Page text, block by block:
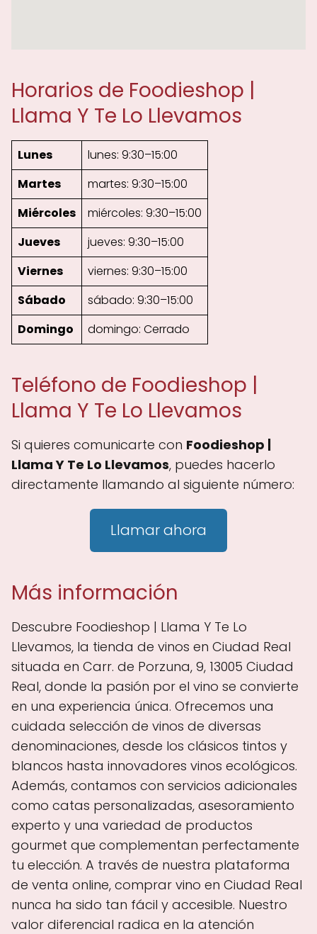
Horarios de Foodieshop |
Llama Y Te Lo Llevamos
Lunes
lunes: 9:30–15:00
Martes
martes: 9:30–15:00
Miércoles
miércoles: 9:30–15:00
Jueves
jueves: 9:30–15:00
Viernes
viernes: 9:30–15:00
Sábado
sábado: 9:30–15:00
Domingo
domingo: Cerrado
Teléfono de Foodieshop |
Llama Y Te Lo Llevamos
Si quieres comunicarte con Foodieshop |
Llama Y Te Lo Llevamos, puedes hacerlo
directamente llamando al siguiente número:
Llamar ahora
Más información
Descubre Foodieshop | Llama Y Te Lo
Llevamos, la tienda de vinos en Ciudad Real
situada en Carr. de Porzuna, 9, 13005 Ciudad
Real, donde la pasión por el vino se convierte
en una experiencia única. Ofrecemos una
cuidada selección de vinos de diversas
denominaciones, desde los clásicos tintos y
blancos hasta innovadores vinos ecológicos.
Además, contamos con servicios adicionales
como catas personalizadas, asesoramiento
experto y una variedad de productos
gourmet que complementan perfectamente
tu elección. A través de nuestra plataforma
de venta online, comprar vino en Ciudad Real
nunca ha sido tan fácil y accesible. Nuestro
valor diferencial radica en la atención